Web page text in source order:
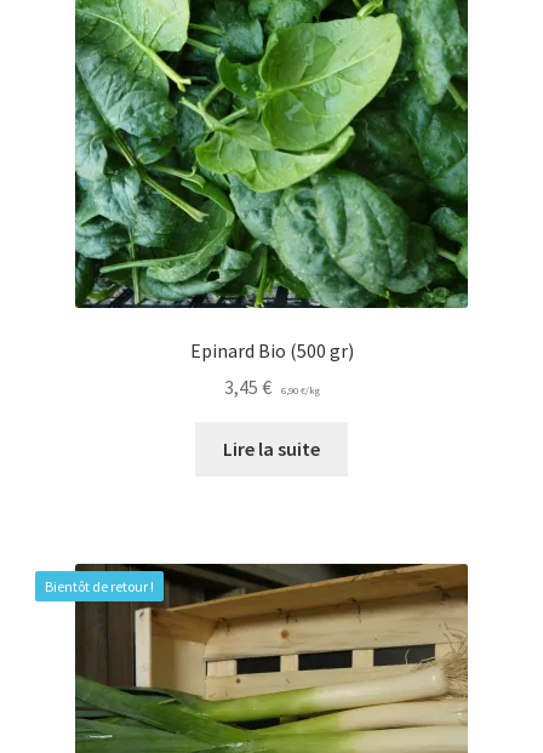
Epinard Bio (500 gr)
3,45 € 6,90 €/kg
Lire la suite
Bientôt de retour !